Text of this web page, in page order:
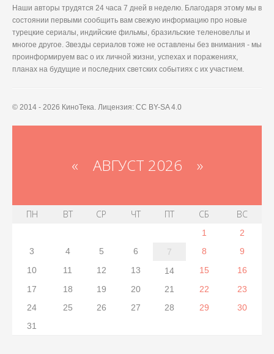
Наши авторы трудятся 24 часа 7 дней в неделю. Благодаря этому мы в
состоянии первыми сообщить вам свежую информацию про новые
турецкие сериалы, индийские фильмы, бразильские теленовеллы и
многое другое. Звезды сериалов тоже не оставлены без внимания - мы
проинформируем вас о их личной жизни, успехах и поражениях,
планах на будущие и последних светских событиях с их участием.
© 2014 - 2026 КиноТека. Лицензия: CC BY-SA 4.0
« АВГУСТ 2026 »
ПН ВТ СР ЧТ ПТ СБ ВС
1
2
3
4 5 6 7 8
9
10
11 12 13 14 15
16
17
18 19 20 21 22
23
24
25 26 27 28 29
30
31